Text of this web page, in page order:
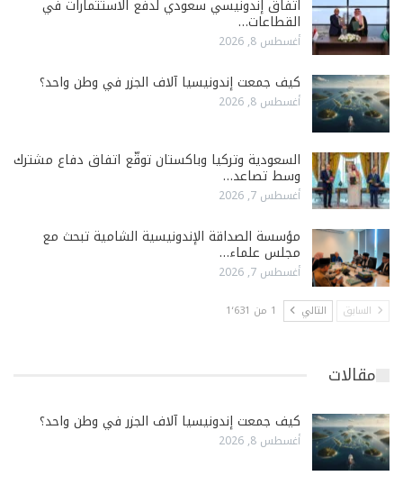
اتفاق إندونيسي سعودي لدفع الاستثمارات في
القطاعات…
أغسطس 8, 2026
كيف جمعت إندونيسيا آلاف الجزر في وطن واحد؟
أغسطس 8, 2026
السعودية وتركيا وباكستان توقّع اتفاق دفاع مشترك
وسط تصاعد…
أغسطس 7, 2026
مؤسسة الصداقة الإندونيسية الشامية تبحث مع
مجلس علماء…
أغسطس 7, 2026
السابق التالي 1 من 1٬631
مقالات
كيف جمعت إندونيسيا آلاف الجزر في وطن واحد؟
أغسطس 8, 2026